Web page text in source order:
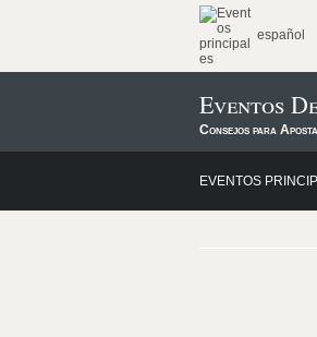
español
Eventos
Consejos para
EVENTOS